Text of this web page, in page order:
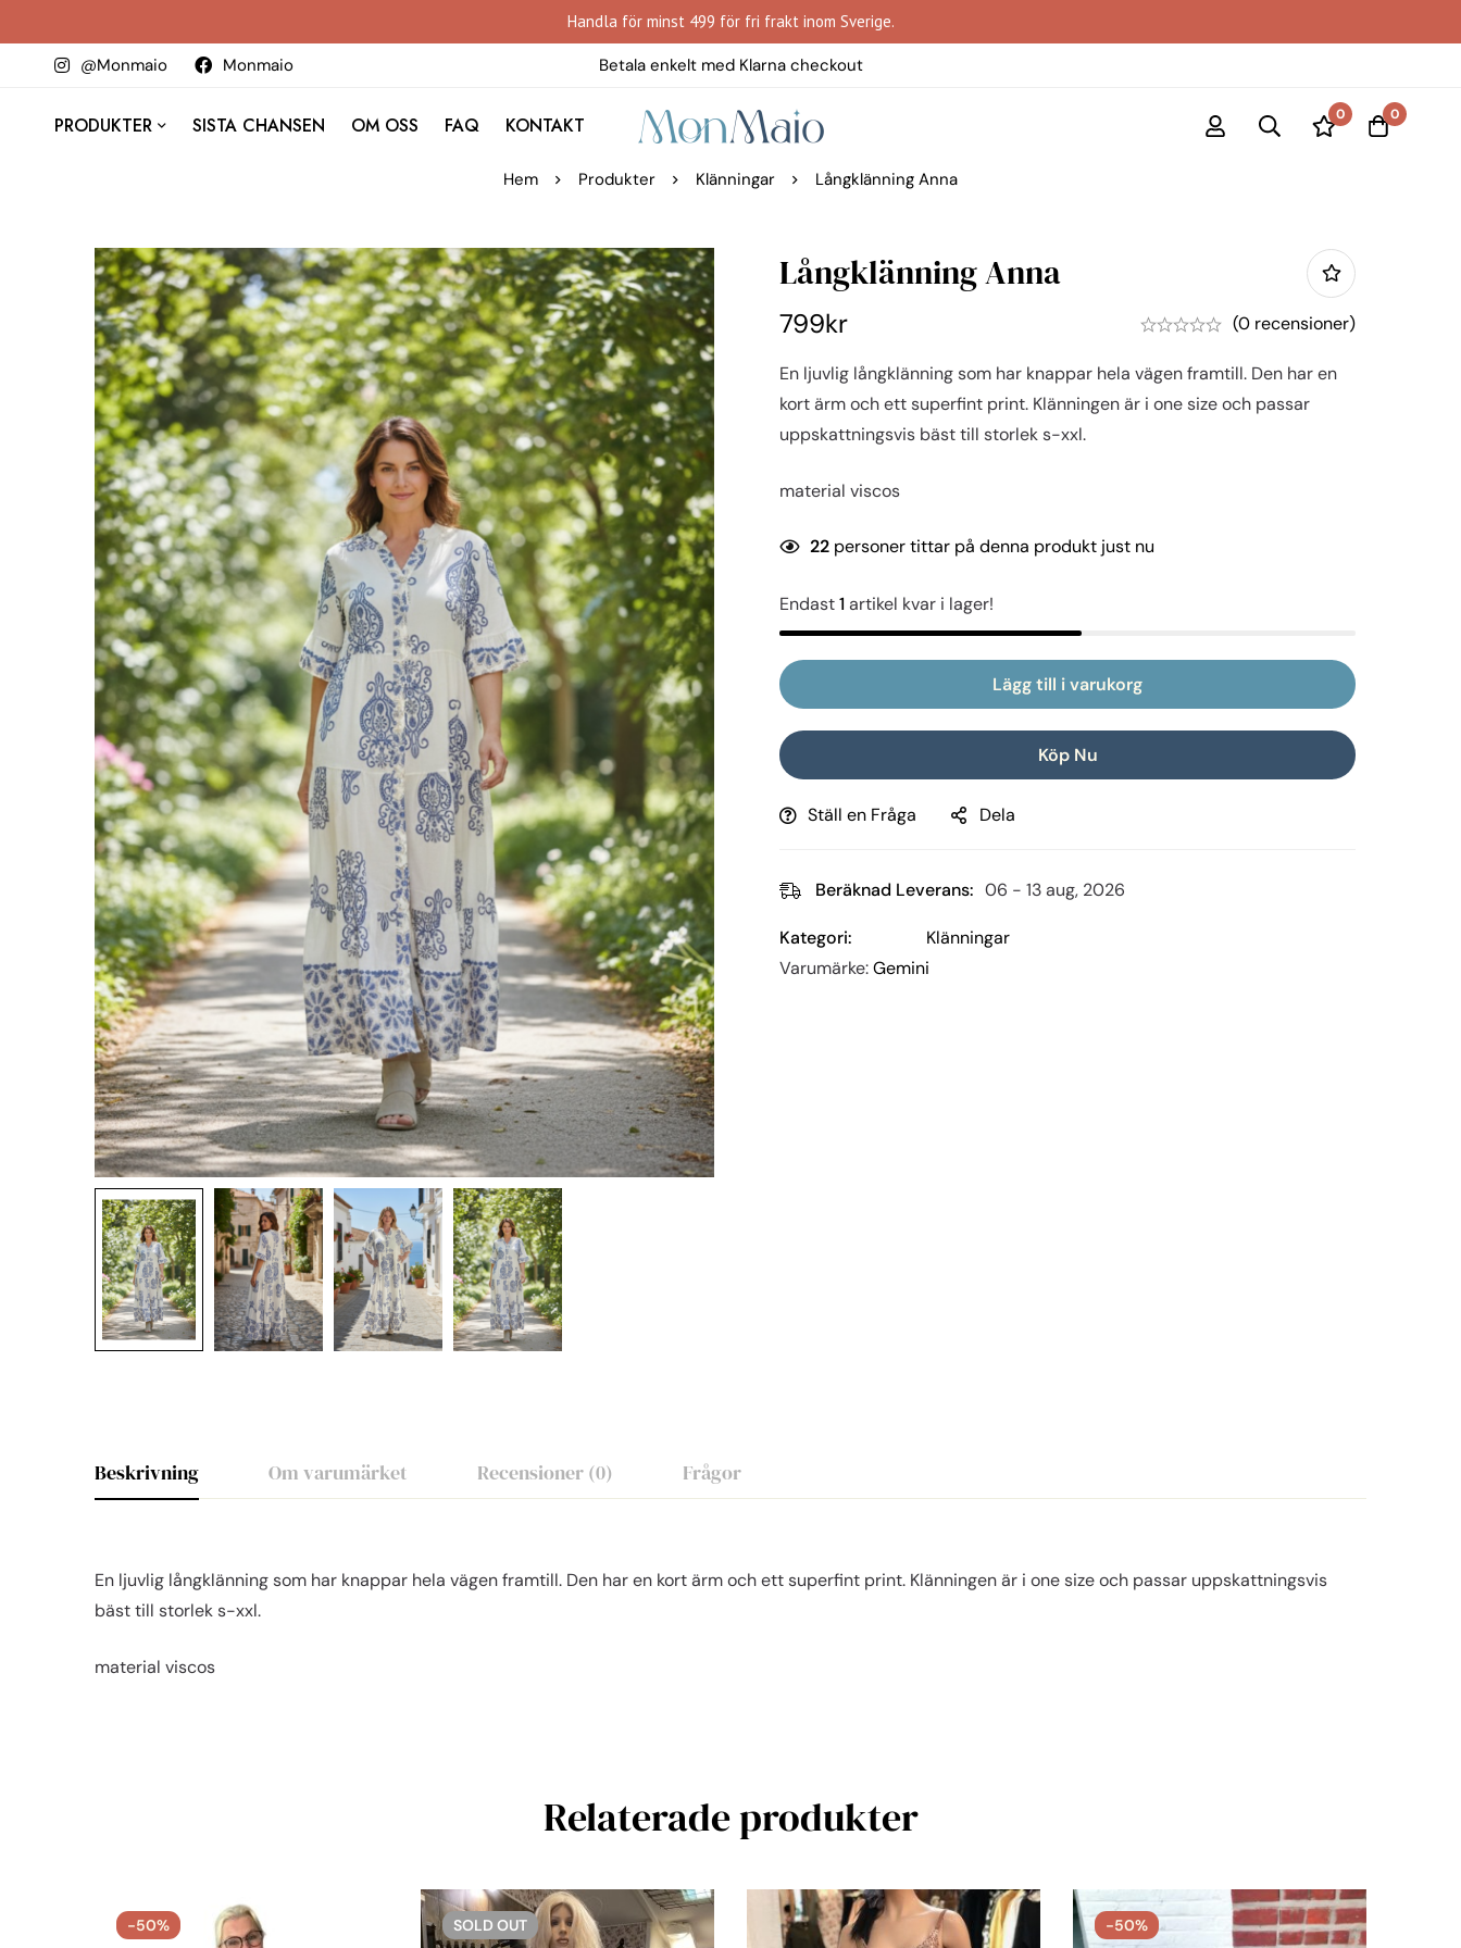
Handla för minst 499 för fri frakt inom Sverige.
@Monmaio Monmaio Betala enkelt med Klarna checkout
PRODUKTER SISTA CHANSEN OM OSS FAQ KONTAKT 0 0
Hem Produkter Klänningar Långklänning Anna
Långklänning Anna
799kr (0 recensioner)
En ljuvlig långklänning som har knappar hela vägen framtill. Den har en
kort ärm och ett superfint print. Klänningen är i one size och passar
uppskattningsvis bäst till storlek s-xxl.
material viscos
22 personer tittar på denna produkt just nu
Endast1 artikel kvar i lager!
Lägg till i varukorg
Köp Nu
Ställ en Fråga Dela
Beräknad Leverans: 06 - 13 aug, 2026
Kategori:
Klänningar
Varumärke:Gemini
Beskrivning Om varumärket Recensioner (0) Frågor
En ljuvlig långklänning som har knappar hela vägen framtill. Den har en kort ärm och ett superfint print. Klänningen är i one size och passar uppskattningsvis
bäst till storlek s-xxl.
material viscos
Relaterade produkter
-50% SOLD OUT -50%